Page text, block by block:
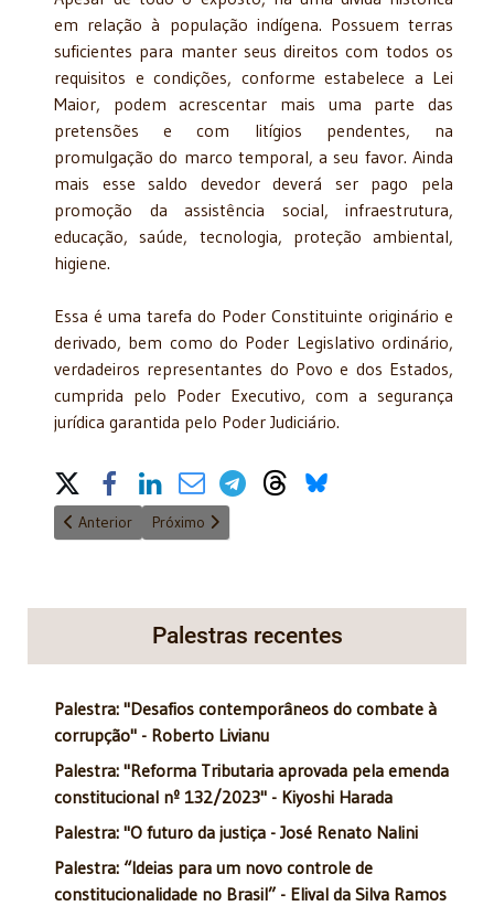
em relação à população indígena. Possuem terras
suficientes para manter seus direitos com todos os
requisitos e condições, conforme estabelece a Lei
Maior, podem acrescentar mais uma parte das
pretensões e com litígios pendentes, na
promulgação do marco temporal, a seu favor. Ainda
mais esse saldo devedor deverá ser pago pela
promoção da assistência social, infraestrutura,
educação, saúde, tecnologia, proteção ambiental,
higiene.
Essa é uma tarefa do Poder Constituinte originário e
derivado, bem como do Poder Legislativo ordinário,
verdadeiros representantes do Povo e dos Estados,
cumprida pelo Poder Executivo, com a segurança
jurídica garantida pelo Poder Judiciário.
Share on Social Media
Artigo anterior: Princípios constitucionais: moralidade
Anterior Próximo artigo: Reforma tributária em poucas
Próximo
Palestras recentes
Palestra: "Desafios contemporâneos do combate à
corrupção" - Roberto Livianu
Palestra: "Reforma Tributaria aprovada pela emenda
constitucional nº 132/2023" - Kiyoshi Harada
Palestra: "O futuro da justiça - José Renato Nalini
Palestra: “Ideias para um novo controle de
constitucionalidade no Brasil” - Elival da Silva Ramos